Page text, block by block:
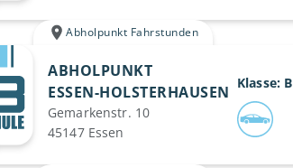
Abholpunkt Fahrstunden
ABHOLPUNKT
ESSEN-HOLSTERHAUSEN
Gemarkenstr. 10
45147 Essen
Klasse: B